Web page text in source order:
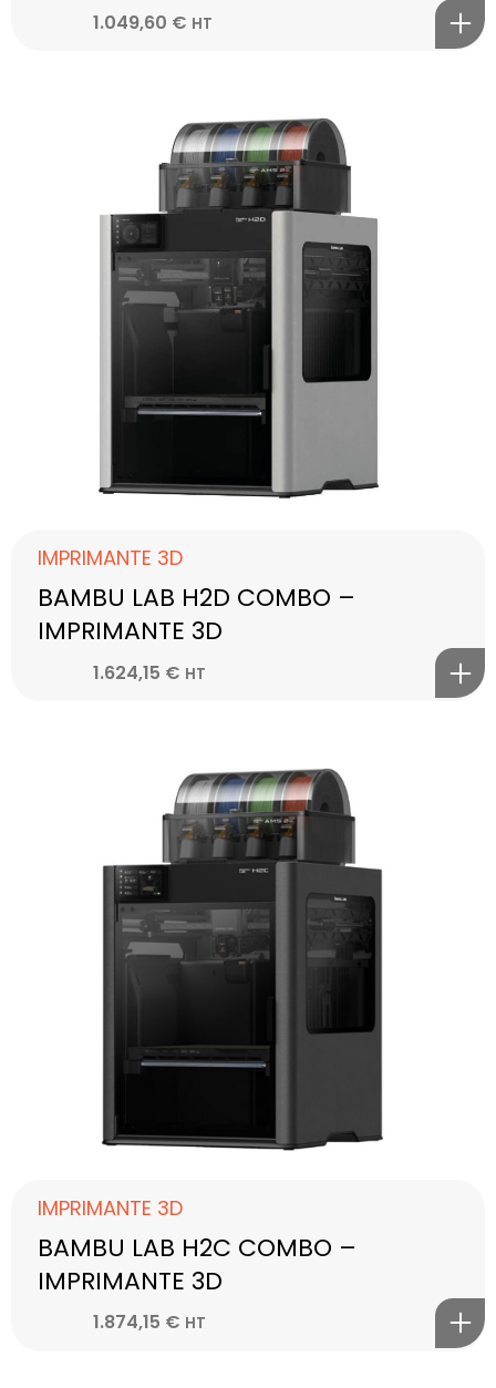
1.049,60 € HT
IMPRIMANTE 3D
BAMBU LAB H2D COMBO –
IMPRIMANTE 3D
1.624,15 € HT
IMPRIMANTE 3D
BAMBU LAB H2C COMBO –
IMPRIMANTE 3D
1.874,15 € HT